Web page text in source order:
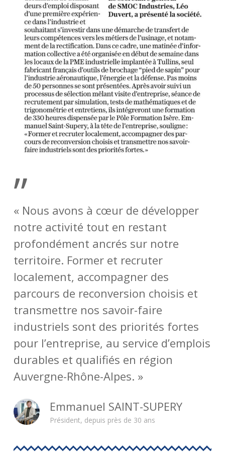
”
« Nous avons à cœur de développer
notre activité tout en restant
profondément ancrés sur notre
territoire. Former et recruter
localement, accompagner des
parcours de reconversion choisis et
transmettre nos savoir-faire
industriels sont des priorités fortes
pour l’entreprise, au service d’emplois
durables et qualifiés en région
Auvergne-Rhône-Alpes. »
Emmanuel SAINT-SUPERY
Président, depuis près de 30 ans